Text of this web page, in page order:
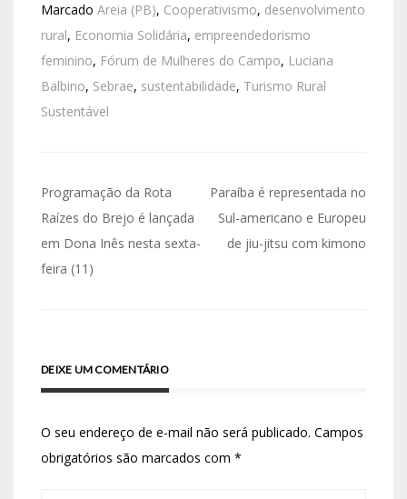
Marcado Areia (PB), Cooperativismo, desenvolvimento
rural, Economia Solidária, empreendedorismo
feminino, Fórum de Mulheres do Campo, Luciana
Balbino, Sebrae, sustentabilidade, Turismo Rural
Sustentável
Programação da Rota
Raízes do Brejo é lançada
em Dona Inês nesta sexta-
feira (11)
Paraíba é representada no
Sul-americano e Europeu
de jiu-jitsu com kimono
DEIXE UM COMENTÁRIO
O seu endereço de e-mail não será publicado. Campos
obrigatórios são marcados com *